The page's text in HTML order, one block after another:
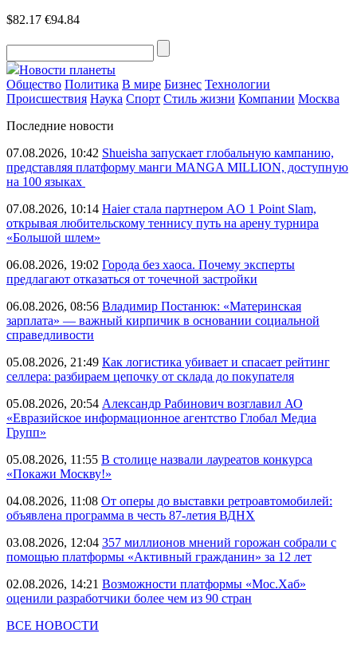
$82.17 €94.84
Новости планеты
Общество Политика В мире Бизнес Технологии
Происшествия Наука Спорт Стиль жизни Компании Москва
Последние новости
07.08.2026, 10:42 Shueisha запускает глобальную кампанию,
представляя платформу манги MANGA MILLION, доступную
на 100 языках
07.08.2026, 10:14 Haier стала партнером AO 1 Point Slam,
открывая любительскому теннису путь на арену турнира
«Большой шлем»
06.08.2026, 19:02 Города без хаоса. Почему эксперты
предлагают отказаться от точечной застройки
06.08.2026, 08:56 Владимир Постанюк: «Материнская
зарплата» — важный кирпичик в основании социальной
справедливости
05.08.2026, 21:49 Как логистика убивает и спасает рейтинг
селлера: разбираем цепочку от склада до покупателя
05.08.2026, 20:54 Александр Рабинович возглавил АО
«Евразийское информационное агентство Глобал Медиа
Групп»
05.08.2026, 11:55 В столице назвали лауреатов конкурса
«Покажи Москву!»
04.08.2026, 11:08 От оперы до выставки ретроавтомобилей:
объявлена программа в честь 87-летия ВДНХ
03.08.2026, 12:04 357 миллионов мнений горожан собрали с
помощью платформы «Активный гражданин» за 12 лет
02.08.2026, 14:21 Возможности платформы «Мос.Хаб»
оценили разработчики более чем из 90 стран
ВСЕ НОВОСТИ